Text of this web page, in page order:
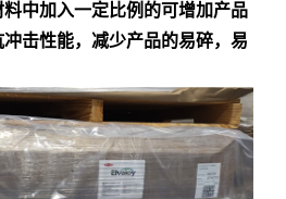
中加入一定比例的可增加产品
击性能，减少产品的易碎，易